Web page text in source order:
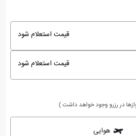
قیمت استعلام شود
قیمت استعلام شود
در رزرو وجود خواهد داشت )
هوایی